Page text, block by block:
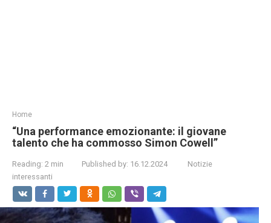
Home
“Una performance emozionante: il giovane
talento che ha commosso Simon Cowell”
Reading: 2 min Published by: 16.12.2024
Notizie
interessanti